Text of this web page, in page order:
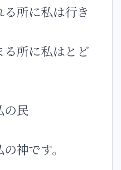
所に私は行き
所に私はとど
の民
神です。